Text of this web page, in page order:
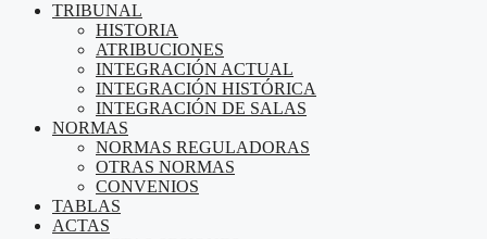
TRIBUNAL
HISTORIA
ATRIBUCIONES
INTEGRACIÓN ACTUAL
INTEGRACIÓN HISTÓRICA
INTEGRACIÓN DE SALAS
NORMAS
NORMAS REGULADORAS
OTRAS NORMAS
CONVENIOS
TABLAS
ACTAS